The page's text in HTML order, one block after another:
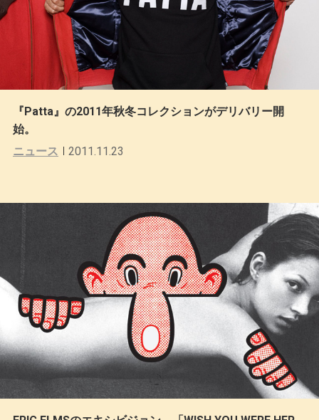
『Patta』の2011年秋冬コレクションがデリバリー開
始。
ニュース
2011.11.23